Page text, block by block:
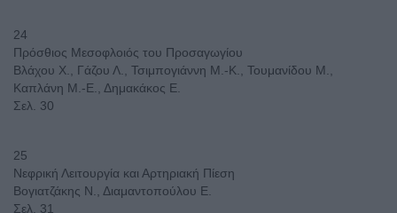
24
Πρόσθιος Μεσοφλοιός του Προσαγωγίου
Βλάχου Χ., Γάζου Λ., Τσιμπογιάννη Μ.-Κ., Τουμανίδου Μ.,
Καπλάνη Μ.-Ε., Δημακάκος Ε.
Σελ. 30
25
Νεφρική Λειτουργία και Αρτηριακή Πίεση
Βογιατζάκης Ν., Διαμαντοπούλου Ε.
Σελ. 31